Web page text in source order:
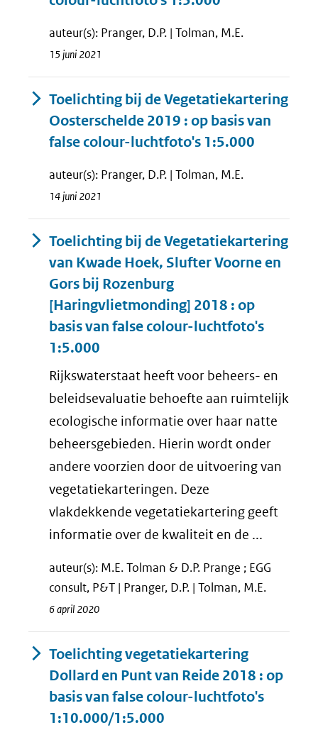
auteur(s): Pranger, D.P. | Tolman, M.E.
15 juni 2021
Toelichting bij de Vegetatiekartering
Oosterschelde 2019 : op basis van
false colour-luchtfoto's 1:5.000
auteur(s): Pranger, D.P. | Tolman, M.E.
14 juni 2021
Toelichting bij de Vegetatiekartering
van Kwade Hoek, Slufter Voorne en
Gors bij Rozenburg
[Haringvlietmonding] 2018 : op
basis van false colour-luchtfoto's
1:5.000
Rijkswaterstaat heeft voor beheers- en
beleidsevaluatie behoefte aan ruimtelijk
ecologische informatie over haar natte
beheersgebieden. Hierin wordt onder
andere voorzien door de uitvoering van
vegetatiekarteringen. Deze
vlakdekkende vegetatiekartering geeft
informatie over de kwaliteit en de ...
auteur(s): M.E. Tolman & D.P. Prange ; EGG
consult, P&T | Pranger, D.P. | Tolman, M.E.
6 april 2020
Toelichting vegetatiekartering
Dollard en Punt van Reide 2018 : op
basis van false colour-luchtfoto's
1:10.000/1:5.000